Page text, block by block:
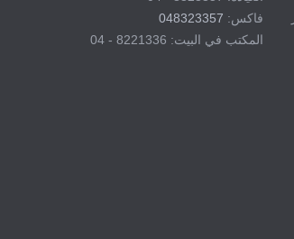
فاكس: 048323357
المكتب في البيت: 8221336 - 04